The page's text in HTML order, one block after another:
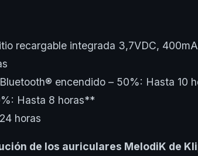
recargable integrada 3,7VDC,
encendido – 50%: Hasta 10
Hasta 8 horas**
horas
de los auriculares MelodiK de